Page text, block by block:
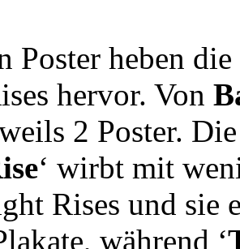
Poster heben
hervor. Von
2 Poster.
‘ wirbt mit
Rises und sie
während ‘